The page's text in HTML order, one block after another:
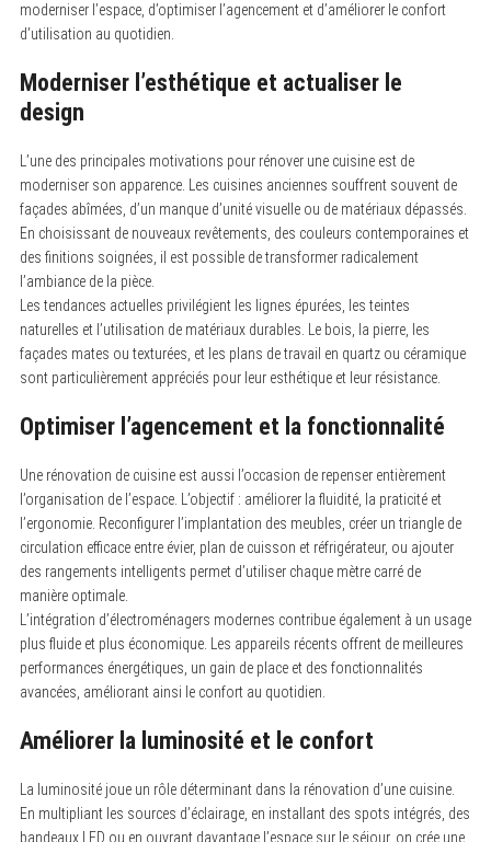
moderniser l’espace, d’optimiser l’agencement et d’améliorer le confort
d’utilisation au quotidien.
Moderniser l’esthétique et actualiser le
design
L’une des principales motivations pour rénover une cuisine est de
moderniser son apparence. Les cuisines anciennes souffrent souvent de
façades abîmées, d’un manque d’unité visuelle ou de matériaux dépassés.
En choisissant de nouveaux revêtements, des couleurs contemporaines et
des finitions soignées, il est possible de transformer radicalement
l’ambiance de la pièce.
Les tendances actuelles privilégient les lignes épurées, les teintes
naturelles et l’utilisation de matériaux durables. Le bois, la pierre, les
façades mates ou texturées, et les plans de travail en quartz ou céramique
sont particulièrement appréciés pour leur esthétique et leur résistance.
Optimiser l’agencement et la fonctionnalité
Une rénovation de cuisine est aussi l’occasion de repenser entièrement
l’organisation de l’espace. L’objectif : améliorer la fluidité, la praticité et
l’ergonomie. Reconfigurer l’implantation des meubles, créer un triangle de
circulation efficace entre évier, plan de cuisson et réfrigérateur, ou ajouter
des rangements intelligents permet d’utiliser chaque mètre carré de
manière optimale.
L’intégration d’électroménagers modernes contribue également à un usage
plus fluide et plus économique. Les appareils récents offrent de meilleures
performances énergétiques, un gain de place et des fonctionnalités
avancées, améliorant ainsi le confort au quotidien.
Améliorer la luminosité et le confort
La luminosité joue un rôle déterminant dans la rénovation d’une cuisine.
En multipliant les sources d’éclairage, en installant des spots intégrés, des
bandeaux LED ou en ouvrant davantage l’espace sur le séjour, on crée une
e
a
r
c
h
f
r
: